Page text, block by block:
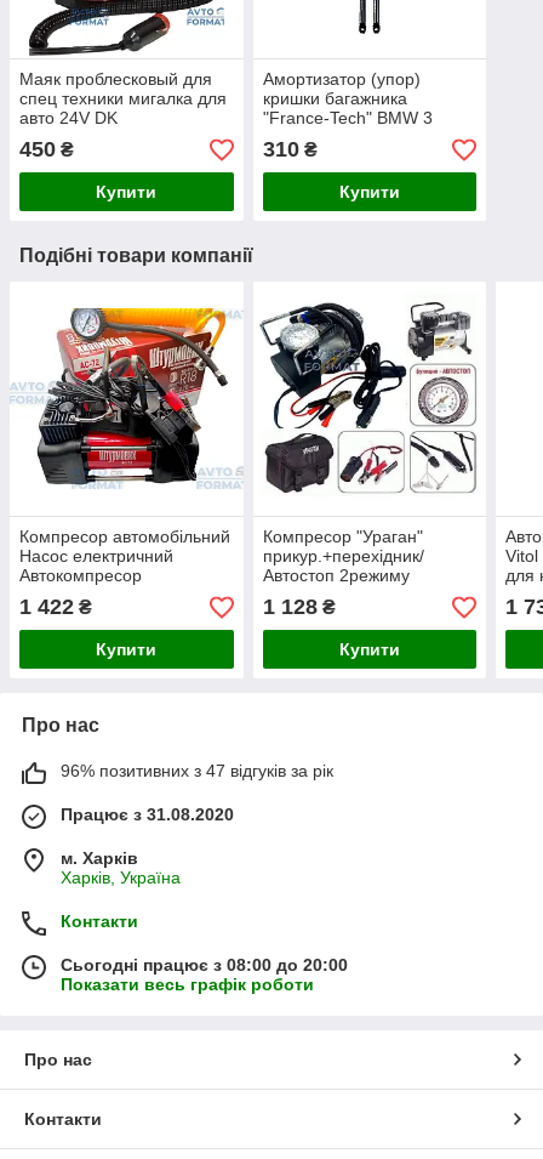
Маяк проблесковый для
спец техники мигалка для
авто 24V DK
450 ₴
Купити
Амортизатор (упор)
кришки багажника
"France-Tech" BMW 3
E30 290N 635 mm
310₴
Купити
Подібні товари компанії
Компресор автомобільний
Насос електричний
Автокомпресор
"Штурмовик" 90 л 150psi
1 422 ₴
Купити
Компресор "Ураган"
прикур.+перехідник/
Автостоп 2режиму
1 128₴
Купити
Vitol
для
1
Про нас
96% позитивних з 47 відгуків за рік
Працює з 31.08.2020
м. Харків
Харків, Україна
Контакти
Сьогодні працює з 08:00 до 20:00
Показати весь графік роботи
Про нас
Контакти